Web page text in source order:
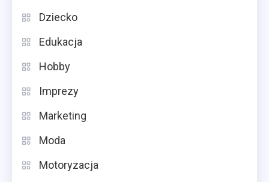
Dziecko
Edukacja
Hobby
Imprezy
Marketing
Moda
Motoryzacja